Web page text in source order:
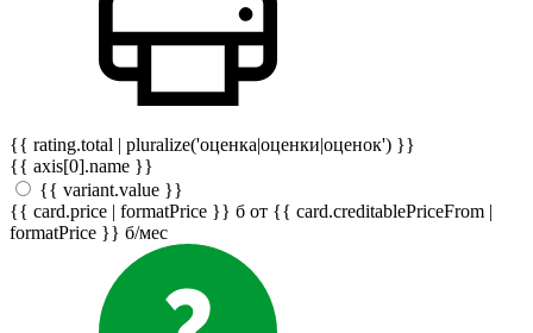
{{ rating.total | pluralize('оценка|оценки|оценок') }}
{{ axis[0].name }}
{{ variant.value }}
{{ card.price | formatPrice }} б от {{ card.creditablePriceFrom |
formatPrice }} б/мес